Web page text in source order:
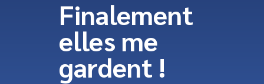
Finalement
elles me
gardent !